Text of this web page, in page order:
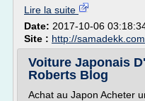
Lire la suite
Date: 2017-10-06
Site : http://samadekk.com
Voiture Japonais
Roberts Blog
Achat au Japon Acheter